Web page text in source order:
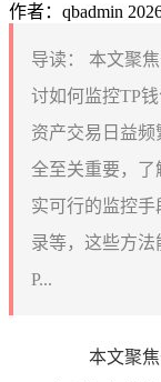
作者：qbadmin
导读：
本文聚
讨如何监控TP
资产交易日益
全至关重要，了
实可行的监控
录等，这些方
P...
本文聚